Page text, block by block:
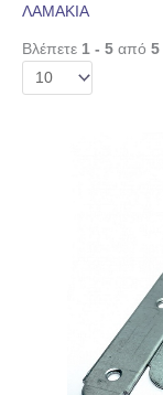
ΛΑΜΑΚΙΑ
Βλέπετε 1 - 5 από 5